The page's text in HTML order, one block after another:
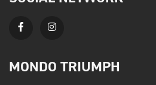
MONDO TRIUMPH